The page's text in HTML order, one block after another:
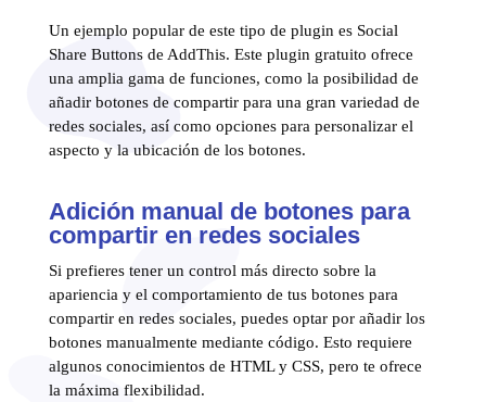
Un ejemplo popular de este tipo de plugin es Social
Share Buttons de AddThis. Este plugin gratuito ofrece
una amplia gama de funciones, como la posibilidad de
añadir botones de compartir para una gran variedad de
redes sociales, así como opciones para personalizar el
aspecto y la ubicación de los botones.
Adición manual de botones para
compartir en redes sociales
Si prefieres tener un control más directo sobre la
apariencia y el comportamiento de tus botones para
compartir en redes sociales, puedes optar por añadir los
botones manualmente mediante código. Esto requiere
algunos conocimientos de HTML y CSS, pero te ofrece
la máxima flexibilidad.